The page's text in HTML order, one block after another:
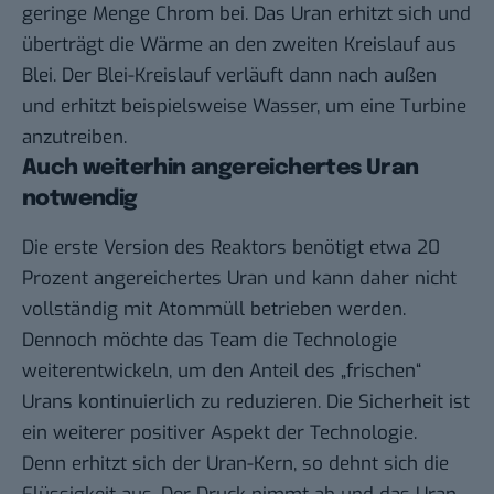
geringe Menge Chrom bei. Das Uran erhitzt sich und
überträgt die Wärme an den zweiten Kreislauf aus
Blei. Der Blei-Kreislauf verläuft dann nach außen
und erhitzt beispielsweise Wasser, um eine Turbine
anzutreiben.
Auch weiterhin angereichertes Uran
notwendig
Die erste Version des Reaktors benötigt etwa 20
Prozent angereichertes Uran und kann daher nicht
vollständig mit Atommüll betrieben werden.
Dennoch möchte das Team die Technologie
weiterentwickeln, um den Anteil des „frischen“
Urans kontinuierlich zu reduzieren. Die Sicherheit ist
ein weiterer positiver Aspekt der Technologie.
Denn erhitzt sich der Uran-Kern, so dehnt sich die